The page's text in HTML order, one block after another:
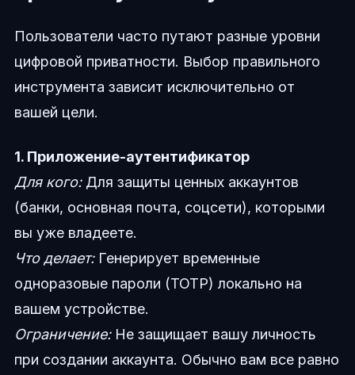
Пользователи часто путают разные уровни
цифровой приватности. Выбор правильного
инструмента зависит исключительно от
вашей цели.
1. Приложение-аутентификатор
Для кого:Для защиты ценных аккаунтов
(банки, основная почта, соцсети), которыми
вы уже владеете.
Что делает:Генерирует временные
одноразовые пароли (TOTP) локально на
вашем устройстве.
Ограничение:Не защищает вашу личность
при создании аккаунта. Обычно вам все равно